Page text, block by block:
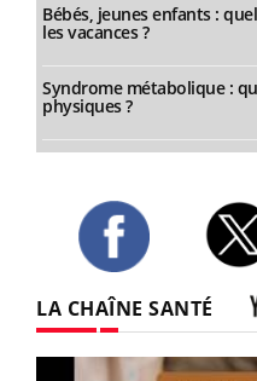
Bébés, jeunes enfants :
les vacances ?
Syndrome métabolique :
physiques ?
LA CHAÎNE SANTÉ